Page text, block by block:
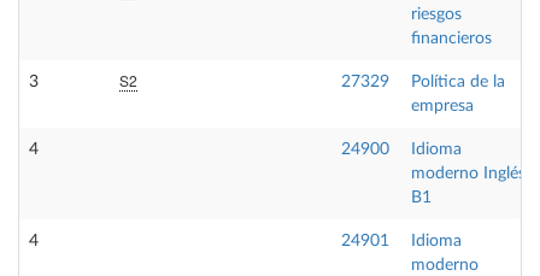
riesgos
financieros
3 S2 27329
Política de la
empresa
4 24900
Idioma
moderno Inglés
B1
4 24901
Idioma
moderno